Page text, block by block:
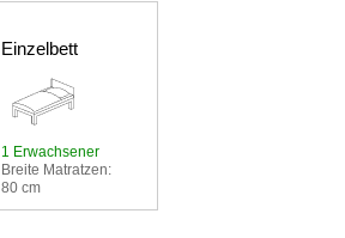
Einzelbett
1 Erwachsener
Breite Matratzen:
80 cm